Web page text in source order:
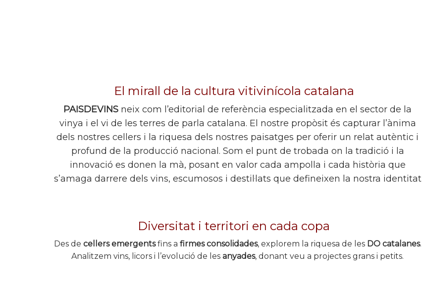
El mirall de la cultura vitivinícola catalana
PAISDEVINS neix com l’editorial de referència especialitzada en el sector de la
vinya i el vi de les terres de parla catalana. El nostre propòsit és capturar l’ànima
dels nostres cellers i la riquesa dels nostres paisatges per oferir un relat autèntic i
profund de la producció nacional. Som el punt de trobada on la tradició i la
innovació es donen la mà, posant en valor cada ampolla i cada història que
s’amaga darrere dels vins, escumosos i destil·lats que defineixen la nostra identitat
Diversitat i territori en cada copa
Des de cellers emergentsfins a firmes consolidades, explorem la riquesa de les DO catalanes.
Analitzem vins, licors i l’evolució de lesanyades, donant veu a projectes grans i petits.